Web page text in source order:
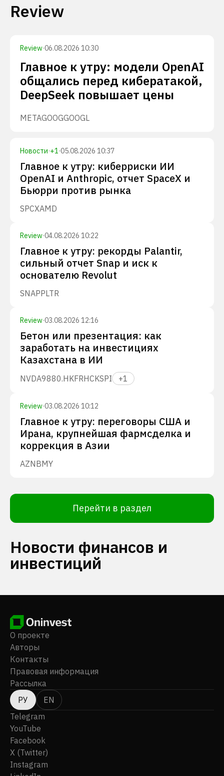
Review
Review·06.08.2026 10:30
Главное к утру: модели OpenAI
общались перед кибератакой,
DeepSeek повышает цены
METAGOOGGOOGL
Новости·+1·05.08.2026 10:37
Главное к утру: киберриски ИИ
OpenAI и Anthropic, отчет SpaceX и
Бьюрри против рынка
SPCXAMD
Review·04.08.2026 10:22
Главное к утру: рекорды Palantir,
сильный отчет Snap и иск к
основателю Revolut
SNAPPLTR
Review·03.08.2026 12:16
Бетон или презентация: как
заработать на инвестициях
Казахстана в ИИ
NVDA9880.HKFRHCKSPI +1
Review·03.08.2026 10:12
Главное к утру: переговоры США и
Ирана, крупнейшая фармсделка и
коррекция в Азии
AZNBMY
Перейти в раздел
Новости финансов и
инвестиций
О проекте
Авторы
Контакты
Правовая информация
Рассылка
РУ
EN
Telegram
YouTube
Facebook
X (Twitter)
Instagram